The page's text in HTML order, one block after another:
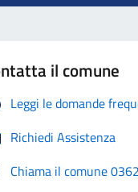
il comune
Leggi le domande
Richiedi Assistenza
Chiama il comune